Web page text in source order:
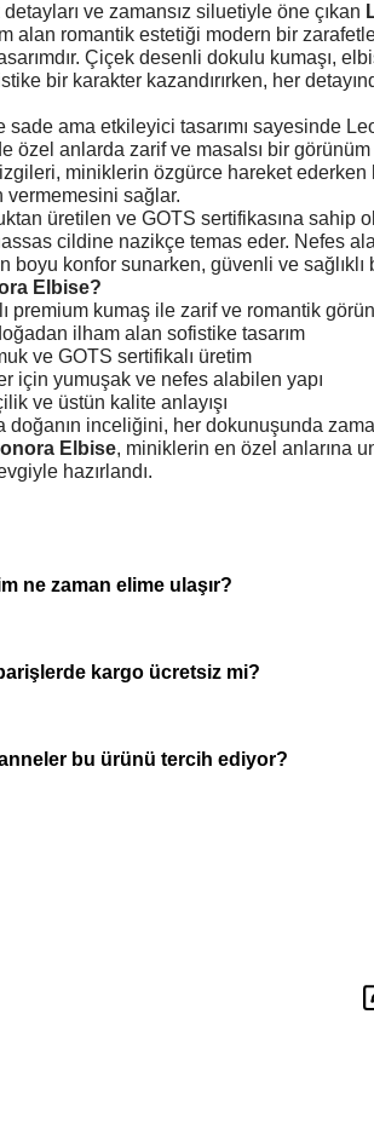
ve zamansız siluetiyle öne çıkan
alan romantik estetiği modern bir
Çiçek desenli dokulu kumaşı,
bir karakter kazandırırken, her
sade ama etkileyici tasarımı sayesinde
özel anlarda zarif ve masalsı bir görünüm
miniklerin özgürce hareket ederken
vermemesini sağlar.
üretilen ve GOTS sertifikasına sahip
cildine nazikçe temas eder. Nefes
boyu konfor sunarken, güvenli ve sağlıklı
Elbise?
premium kumaş ile zarif ve romantik
ilham alan sofistike tasarım
ve GOTS sertifikalı üretim
için yumuşak ve nefes alabilen yapı
ve üstün kalite anlayışı
doğanın inceliğini, her dokunuşunda
Elbise, miniklerin en özel anlarına
hazırlandı.
ne zaman elime ulaşır?
kargo ücretsiz mi?
bu ürünü tercih ediyor?